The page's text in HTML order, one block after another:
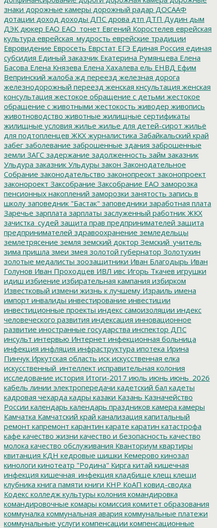
знаки дорожные камеры дорожный радар ДОСААФ
дотации доход доходы ДПС дрова дтп ДТП Дудин дым
ДЭК дюкер ЕАО ЕАО_тонет Евгений Коростелев еврейская
культура еврейская_мудрость еврейские традиции
Евровидение Евросеть Еврстат ЕГЭ Единая Россия единая
субсидия Единый заказчик Екатерина Румянцева Елена
Басова Елена Князева Елена Хахалева ель ЕНВД Ефим
Вепринский жалоба жд переезд железная дорога
железнодорожный переезд женская кнсультация женская
консультация жестокое обращение с детьми жестокое
обращение с животными жестокость живодер живопись
животноводство животные жилищные сертификаты
жилищные условия жилье жилье для детей-сирот жильё
для подтопленцев ЖКХ журналистика Забайкальский край
забег заболевание заброшенные здания заброшенные
земли ЗАГС задержание задолженность займ заказник
Ульдура заказник Ульдуры закон Законодательное
Собрание законодательство законопреокт законопроект
законороект Заксобрание Заксобрание ЕАО заморозка
пенсионных накоплений заморозки занятость запись в
школу заповедник "Бастак" заповедники заработная плата
Заречье зарплата зарплаты заслуженный работник ЖКХ
зачистка_судей защита прав предпринимателей защита
предпринимателей здравоохранение земледельцы
землетрясение земля земский доктор Земский_учитель
зима пришла змеи змея золотой губернатор Золотухин
золотые медалисты зоозащитники Иван Благодырь Иван
Голунов Иван Проходцев ИВЛ ивс Игорь Ткачев игрушки
идиш избиение избирательная кампания избирком
Известковый измени жизнь к лучшему Израиль имена
импорт инвалиды инвестирование инвестиции
инвестиционные проекты индекс самоизоляции индекс
человеческого развития индексация инновационное
развитие иностранные государства инспектор ДПС
инсульт интервью Интернет инфекционная больница
инфекция инфляция инфраструктура ипотека Ирина
Пинчук Иркутская область иск искусственная елка
искусственный_интеллект исправительная колония
исследование история Итоги-2017 июль июнь июнь_2026
кабель линии электропередачи кадетский бал кадеты
кадровая чехарда кадры казаки Казань Казначейство
России календарь календарь праздников камера камеры
Камчатка Камчатский край канализация капитальный
ремонт капремонт карантин карате каратин катастрофа
кафе качество жизни качество и безопасность качество
молока качество обслуживания Кванториум квартиры
квитанция КДН кедровые шишки Кемерово кинозал
кинологи кинотеатр "Родина" Кирга китай кишечная
инфекция кишечная_инфекция кладбище клещ клещи
клубника книга памяти книги КНР КоАП ковид-сводка
Кодекс колледж культуры колония командировка
командировочные комары комиссия комитет образования
коммуналка коммунальная авария коммунальные платежи
коммунальные услуги компенсации компенсационные